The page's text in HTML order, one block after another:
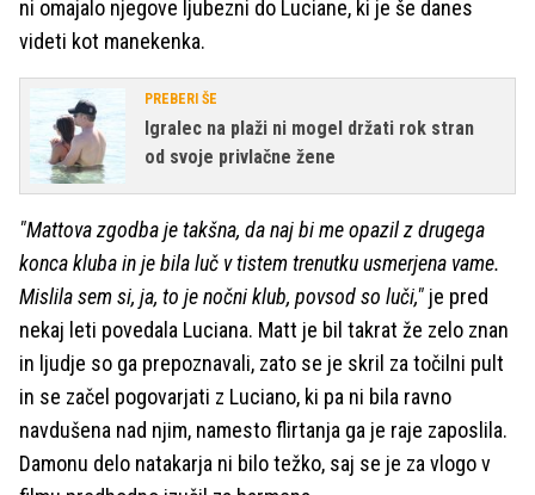
ni omajalo njegove ljubezni do Luciane, ki je še danes
videti kot manekenka.
PREBERI ŠE
Igralec na plaži ni mogel držati rok stran
od svoje privlačne žene
"Mattova zgodba je takšna, da naj bi me opazil z drugega
konca kluba in je bila luč v tistem trenutku usmerjena vame.
Mislila sem si, ja, to je nočni klub, povsod so luči," je pred
nekaj leti povedala Luciana. Matt je bil takrat že zelo znan
in ljudje so ga prepoznavali, zato se je skril za točilni pult
in se začel pogovarjati z Luciano, ki pa ni bila ravno
navdušena nad njim, namesto flirtanja ga je raje zaposlila.
Damonu delo natakarja ni bilo težko, saj se je za vlogo v